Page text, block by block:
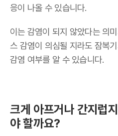
응이 나올 수 있습니다.
이는 감염이 되지 않았다는 의
스 감염이 의심될 지라도 잠복
감염 여부를 알 수 있습니다.
크게 아프거나 간지럽
야 할까요?